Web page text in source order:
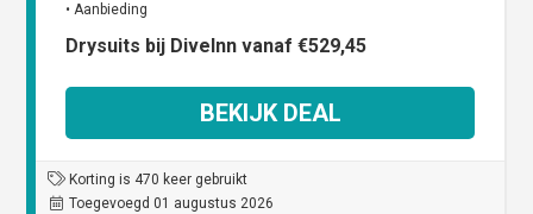
• Aanbieding
Drysuits bij DiveInn vanaf €529,45
BEKIJK DEAL
Korting is 470 keer gebruikt
Toegevoegd 01 augustus 2026